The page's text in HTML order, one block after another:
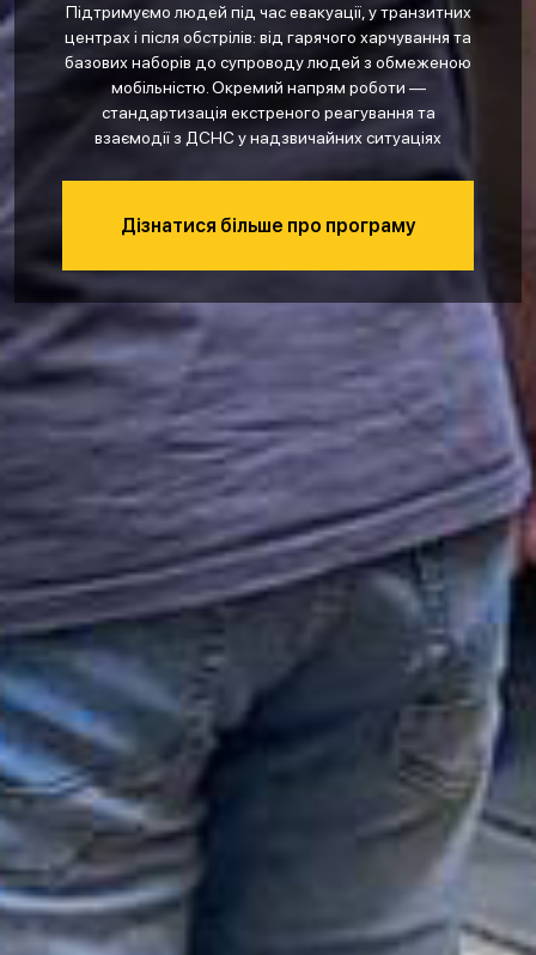
Підтримуємо людей під час евакуації, у транзитних
центрах і після обстрілів: від гарячого харчування та
базових наборів до супроводу людей з обмеженою
мобільністю. Окремий напрям роботи —
стандартизація екстреного реагування та
взаємодії з ДСНС у надзвичайних ситуаціях
Дізнатися більше про програму